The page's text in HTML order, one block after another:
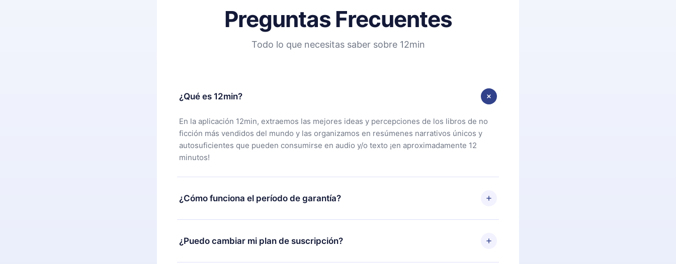
Preguntas Frecuentes
Todo lo que necesitas saber sobre 12min
¿Qué es 12min?
En la aplicación 12min, extraemos las mejores ideas y percepciones de los libros de no
ficción más vendidos del mundo y las organizamos en resúmenes narrativos únicos y
autosuficientes que pueden consumirse en audio y/o texto ¡en aproximadamente 12
minutos!
¿Cómo funciona el período de garantía?
Puedes descargar nuestra aplicación y comenzar a disfrutar de nuestra biblioteca. Si por
alguna razón no estás satisfecho con nuestra plataforma, simplemente contacta a
nuestro equipo de soporte ( contacto@12min.com
¿Puedo cambiar mi plan de suscripción?